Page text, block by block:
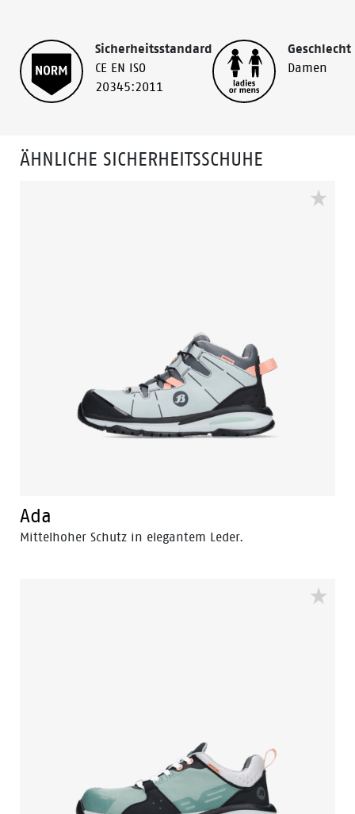
Sicherheitsstandard
CE EN ISO
20345:2011
Geschlecht
Damen
ÄHNLICHE SICHERHEITSSCHUHE
Ada
Mittelhoher Schutz in elegantem Leder.